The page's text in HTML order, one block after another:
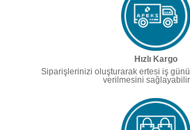
Hızlı Kargo
Siparişlerinizi oluşturarak ertesi iş
verilmesini